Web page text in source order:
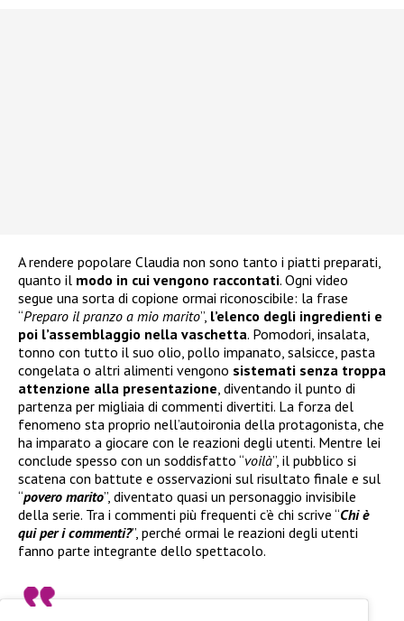
A rendere popolare Claudia non sono tanto i piatti preparati,
quanto il modo in cui vengono raccontati. Ogni video
segue una sorta di copione ormai riconoscibile: la frase
“Preparo il pranzo a mio marito”, l’elenco degli ingredienti e
poi l’assemblaggio nella vaschetta. Pomodori, insalata,
tonno con tutto il suo olio, pollo impanato, salsicce, pasta
congelata o altri alimenti vengono sistemati senza troppa
attenzione alla presentazione , diventando il punto di
partenza per migliaia di commenti divertiti. La forza del
fenomeno sta proprio nell’autoironia della protagonista, che
ha imparato a giocare con le reazioni degli utenti. Mentre lei
conclude spesso con un soddisfatto “voilà”, il pubblico si
scatena con battute e osservazioni sul risultato finale e sul
“povero marito”, diventato quasi un personaggio invisibile
della serie. Tra i commenti più frequenti c’è chi scrive “Chi è
qui per i commenti?”, perché ormai le reazioni degli utenti
fanno parte integrante dello spettacolo.